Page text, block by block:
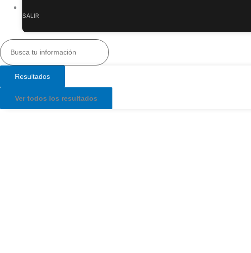
SALIR
Resultados
Ver todos los resultados